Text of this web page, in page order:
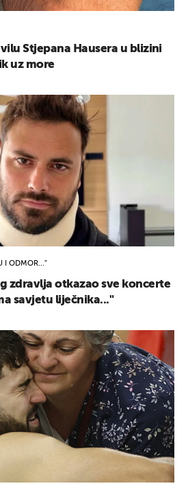
Stjepana Hausera u blizini
uz more
I ODMOR..."
zdravlja otkazao sve koncerte
savjetu liječnika..."